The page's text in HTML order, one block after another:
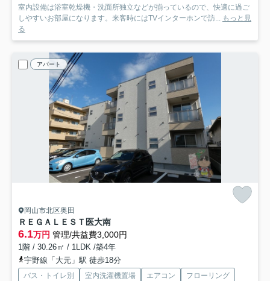
室内設備は浴室乾燥機・洗面所独立などが揃っているので、快適に過ご
しやすいお部屋になります。来客時にはTVインターホンで訪... もっと見
る
アパート
岡山市北区奥田
ＲＥＧＡＬＥＳＴ医大南
6.1万円 管理/共益費3,000円
1階 / 30.26㎡ / 1LDK /築4年
宇野線「大元」駅 徒歩18分
バス・トイレ別 室内洗濯機置場 エアコン
フローリング